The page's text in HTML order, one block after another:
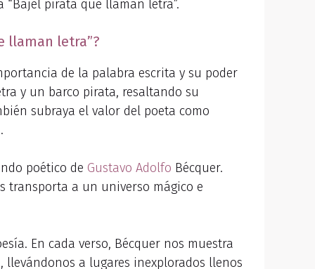
“Bajel pirata que llaman letra”.
llaman letra”?
de la palabra escrita y su poder
y un barco pirata, resaltando su
subraya el valor del poeta como
poético de Gustavo Adolfo Bécquer.
transporta a un universo mágico e
En cada verso, Bécquer nos muestra
llevándonos a lugares inexplorados llenos